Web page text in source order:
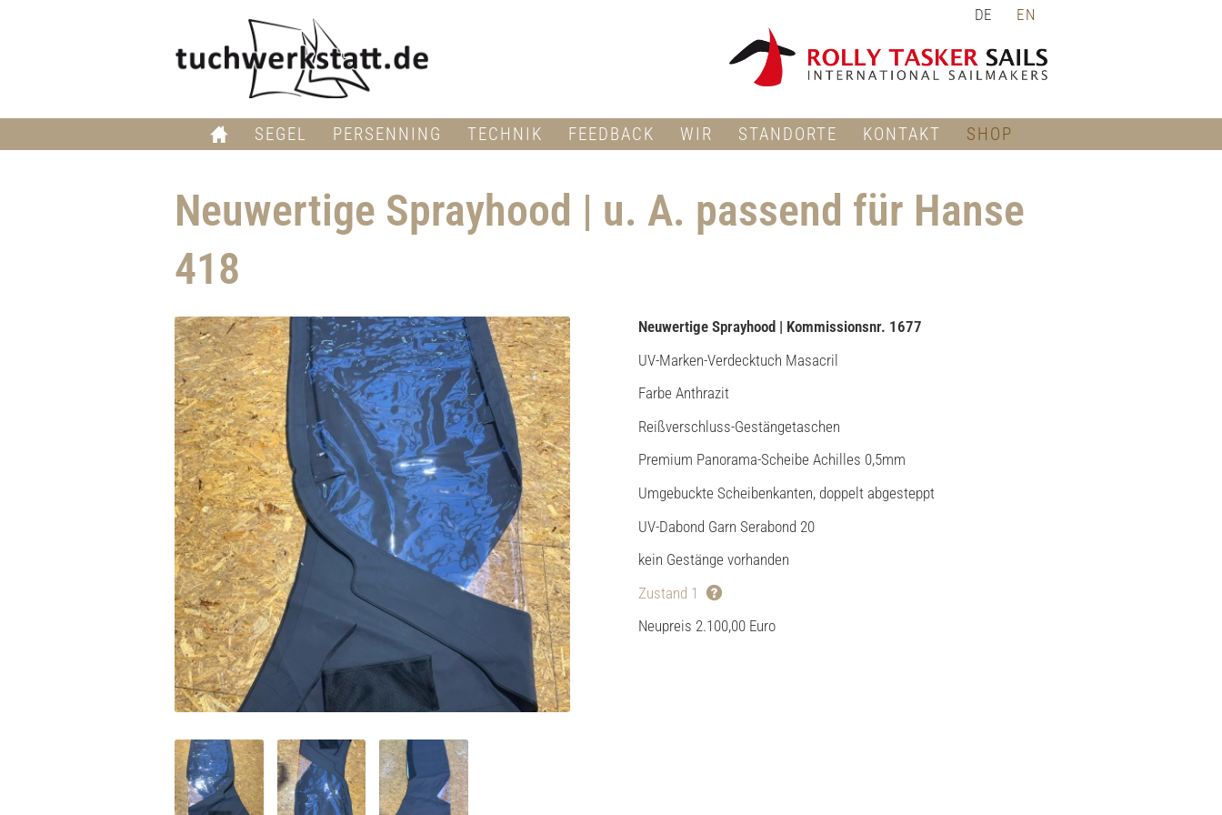
DE EN
SEGEL PERSENNING TECHNIK FEEDBACK WIR STANDORTE KONTAKT SHOP
Neuwertige Sprayhood | u. A. passend für Hanse
418
Neuwertige Sprayhood | Kommissionsnr. 1677
UV-Marken-Verdecktuch Masacril
Farbe Anthrazit
Reißverschluss-Gestängetaschen
Premium Panorama-Scheibe Achilles 0,5mm
Umgebuckte Scheibenkanten, doppelt abgesteppt
UV-Dabond Garn Serabond 20
kein Gestänge vorhanden
Zustand 1
Neupreis 2.100,00 Euro